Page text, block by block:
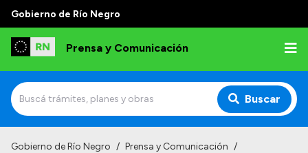
Gobierno de Río Negro
Prensa y Comunicación
Buscar
Gobierno de Río Negro / Prensa y Comunicación /